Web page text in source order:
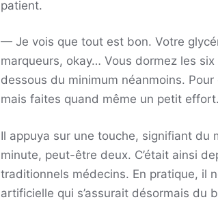
patient.
— Je vois que tout est bon. Votre
marqueurs, okay… Vous dormez les
dessous du minimum néanmoins.
mais faites quand même un petit effort.
Il appuya sur une touche, signifiant du
minute, peut-être deux. C’était ainsi
traditionnels médecins. En pratique, il
artificielle qui s’assurait désormais du